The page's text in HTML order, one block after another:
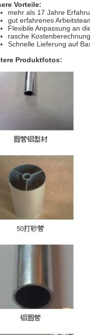
Vorteile:
mehr als 17 Jahre
gut erfahrenes
Flexibile Anpassung an
rasche
Schnelle Lieferung auf
Produktfotos: